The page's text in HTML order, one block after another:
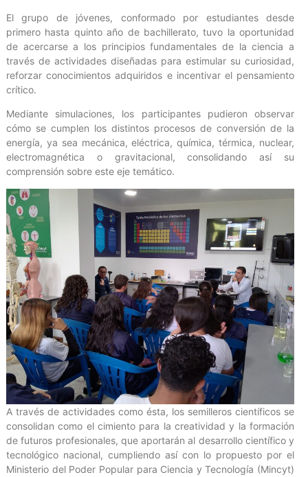
El grupo de jóvenes, conformado por estudiantes desde
primero hasta quinto año de bachillerato, tuvo la oportunidad
de acercarse a los principios fundamentales de la ciencia a
través de actividades diseñadas para estimular su curiosidad,
reforzar conocimientos adquiridos e incentivar el pensamiento
crítico.
Mediante simulaciones, los participantes pudieron observar
cómo se cumplen los distintos procesos de conversión de la
energía, ya sea mecánica, eléctrica, química, térmica, nuclear,
electromagnética o gravitacional, consolidando así su
comprensión sobre este eje temático.
A través de actividades como ésta, los semilleros científicos se
consolidan como el cimiento para la creatividad y la formación
de futuros profesionales, que aportarán al desarrollo científico y
tecnológico nacional, cumpliendo así con lo propuesto por el
Ministerio del Poder Popular para Ciencia y Tecnología (Mincyt)